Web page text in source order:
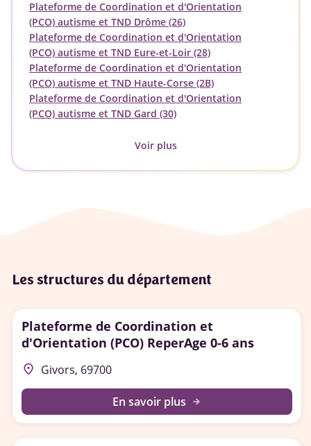
Plateforme de Coordination et d'Orientation
(PCO) autisme et TND Drôme (26)
Plateforme de Coordination et d'Orientation
(PCO) autisme et TND Eure-et-Loir (28)
Plateforme de Coordination et d'Orientation
(PCO) autisme et TND Haute-Corse (2B)
Plateforme de Coordination et d'Orientation
(PCO) autisme et TND Gard (30)
Voir plus
Les structures du département
Plateforme de Coordination et
d'Orientation (PCO) ReperAge 0-6 ans
place Givors, 69700
En savoir plus arrow_forward